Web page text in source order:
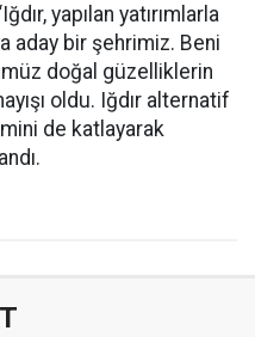
yapılan yatırımlarla
aday bir şehrimiz. Beni
doğal güzelliklerin
oldu. Iğdır alternatif
de katlayarak